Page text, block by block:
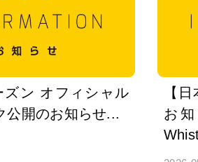
ズン オフィシャル
公開のお知らせ...
【
お